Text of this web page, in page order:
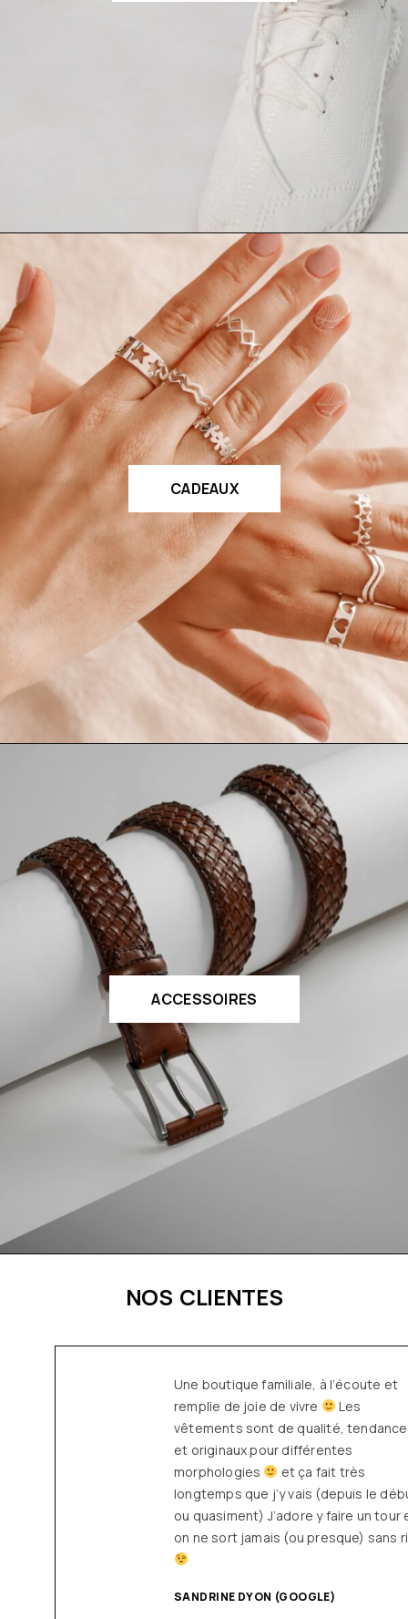
CADEAUX
ACCESSOIRES
NOS CLIENTES
Une boutique familiale, à l’écoute et
remplie de joie de vivre
Les
vêtements sont de qualité, tendances
et originaux pour différentes
morphologies
et ça fait très
longtemps que j’y vais (depuis le début
ou quasiment) J’adore y faire un tour et
on ne sort jamais (ou presque) sans rien
SANDRINE DYON (GOOGLE)